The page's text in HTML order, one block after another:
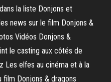
la liste Donjons et
news sur le film Donjons &
Vidéos Donjons &
le casting aux côtés de
Les elfes au cinéma et à la
Donjons & dragons